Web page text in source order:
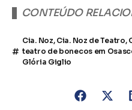
CONTEÚDO
Cia. Noz, Cia. Noz de Teatro,
teatro de bonecos em
Glória Giglio